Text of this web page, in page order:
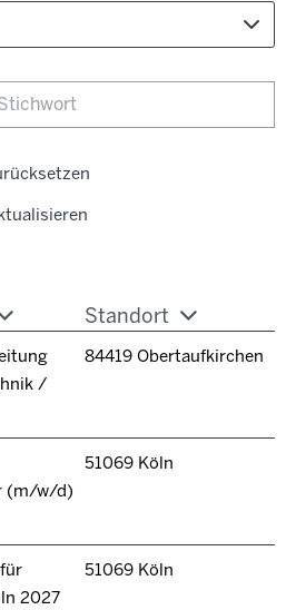
Standort
/
84419 Obertaufkirchen
(m/w/d)
51069 Köln
2027
51069 Köln